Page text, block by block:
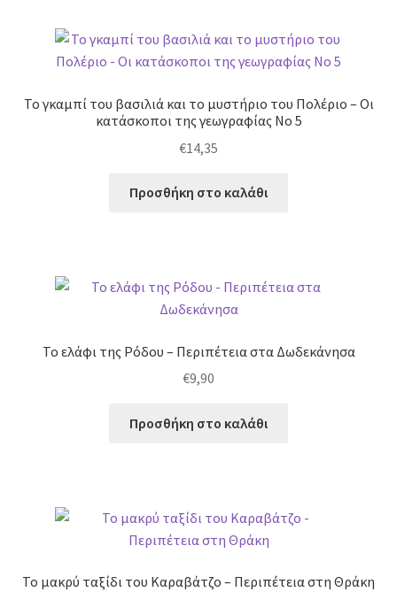
Το γκαμπί του βασιλιά και το μυστήριο του Πολέριο – Οι
κατάσκοποι της γεωγραφίας Νο 5
€14,35
Προσθήκη στο καλάθι
Το ελάφι της Ρόδου – Περιπέτεια στα Δωδεκάνησα
€9,90
Προσθήκη στο καλάθι
Το μακρύ ταξίδι του Καραβάτζο – Περιπέτεια στη Θράκη